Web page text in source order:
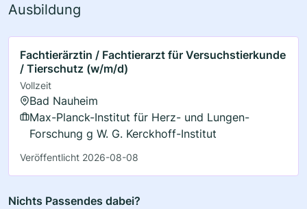
Ausbildung
Fachtierärztin / Fachtierarzt für Versuchstierkunde
/ Tierschutz (w/m/d)
Vollzeit
Bad Nauheim
Max-Planck-Institut für Herz- und Lungen-
Forschung g W. G. Kerckhoff-Institut
Veröffentlicht 2026-08-08
Nichts Passendes dabei?